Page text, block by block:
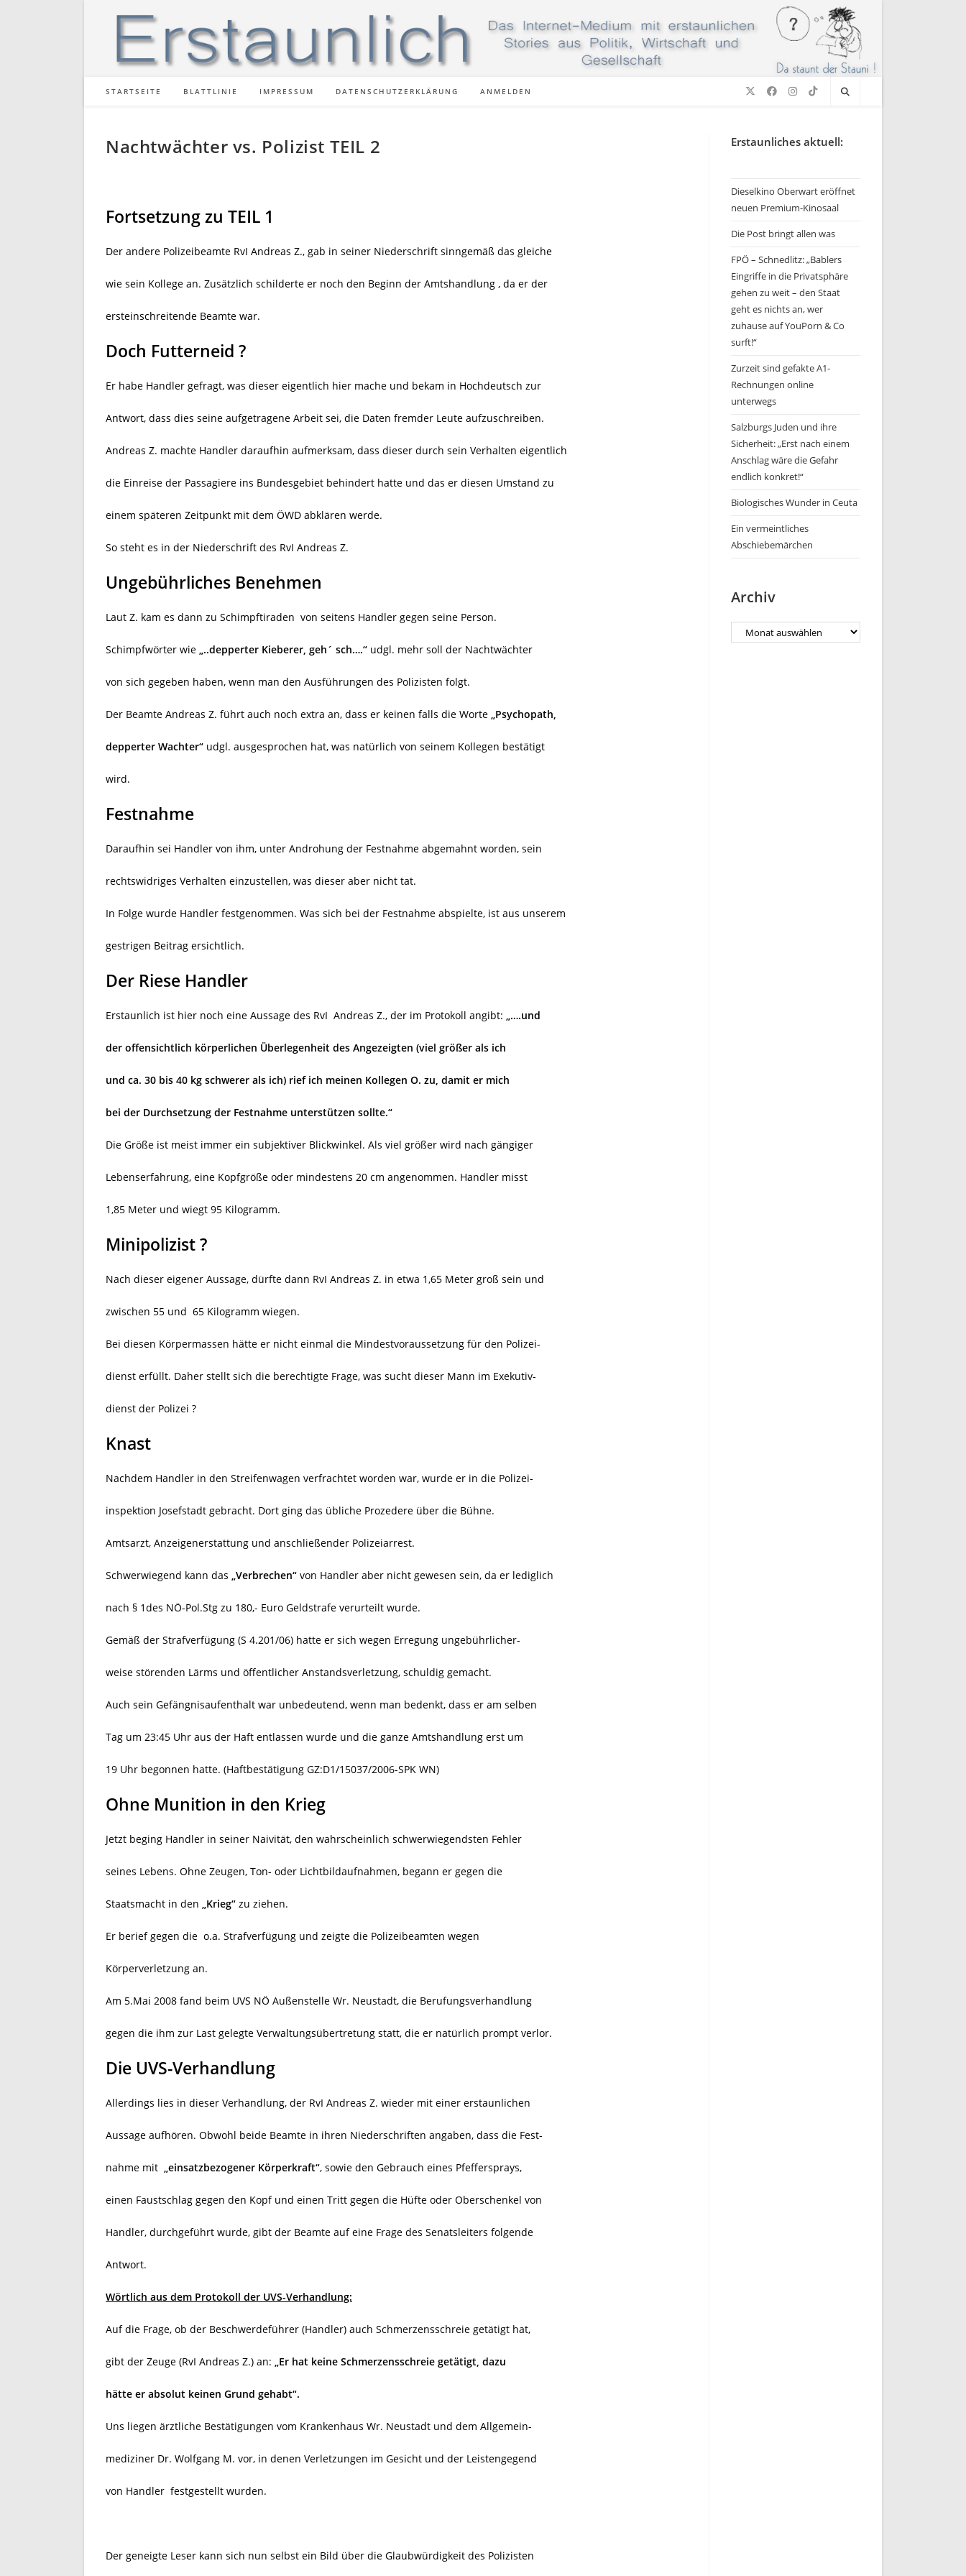
STARTSEITE BLATTLINIE IMPRESSUM DATENSCHUTZERKLÄRUNG ANMELDEN
Nachtwächter vs. Polizist TEIL 2
Fortsetzung zu TEIL 1
Der andere Polizeibeamte RvI Andreas Z., gab in seiner Niederschrift sinngemäß das gleiche
wie sein Kollege an. Zusätzlich schilderte er noch den Beginn der Amtshandlung , da er der
ersteinschreitende Beamte war.
Doch Futterneid ?
Er habe Handler gefragt, was dieser eigentlich hier mache und bekam in Hochdeutsch zur
Antwort, dass dies seine aufgetragene Arbeit sei, die Daten fremder Leute aufzuschreiben.
Andreas Z. machte Handler daraufhin aufmerksam, dass dieser durch sein Verhalten eigentlich
die Einreise der Passagiere ins Bundesgebiet behindert hatte und das er diesen Umstand zu
einem späteren Zeitpunkt mit dem ÖWD abklären werde.
So steht es in der Niederschrift des RvI Andreas Z.
Ungebührliches Benehmen
Laut Z. kam es dann zu Schimpftiraden von seitens Handler gegen seine Person.
Schimpfwörter wie „..depperter Kieberer, geh´ sch….“ udgl. mehr soll der Nachtwächter
von sich gegeben haben, wenn man den Ausführungen des Polizisten folgt.
Der Beamte Andreas Z. führt auch noch extra an, dass er keinen falls die Worte „Psychopath,
depperter Wachter“ udgl. ausgesprochen hat, was natürlich von seinem Kollegen bestätigt
wird.
Festnahme
Daraufhin sei Handler von ihm, unter Androhung der Festnahme abgemahnt worden, sein
rechtswidriges Verhalten einzustellen, was dieser aber nicht tat.
In Folge wurde Handler festgenommen. Was sich bei der Festnahme abspielte, ist aus unserem
gestrigen Beitrag ersichtlich.
Der Riese Handler
Erstaunlich ist hier noch eine Aussage des RvI Andreas Z., der im Protokoll angibt: „….und
der offensichtlich körperlichen Überlegenheit des Angezeigten (viel größer als ich
und ca. 30 bis 40 kg schwerer als ich) rief ich meinen Kollegen O. zu, damit er mich
bei der Durchsetzung der Festnahme unterstützen sollte.“
Die Größe ist meist immer ein subjektiver Blickwinkel. Als viel größer wird nach gängiger
Lebenserfahrung, eine Kopfgröße oder mindestens 20 cm angenommen. Handler misst
1,85 Meter und wiegt 95 Kilogramm.
Minipolizist ?
Nach dieser eigener Aussage, dürfte dann RvI Andreas Z. in etwa 1,65 Meter groß sein und
zwischen 55 und 65 Kilogramm wiegen.
Bei diesen Körpermassen hätte er nicht einmal die Mindestvoraussetzung für den Polizei-
dienst erfüllt. Daher stellt sich die berechtigte Frage, was sucht dieser Mann im Exekutiv-
dienst der Polizei ?
Knast
Nachdem Handler in den Streifenwagen verfrachtet worden war, wurde er in die Polizei-
inspektion Josefstadt gebracht. Dort ging das übliche Prozedere über die Bühne.
Amtsarzt, Anzeigenerstattung und anschließender Polizeiarrest.
Schwerwiegend kann das „Verbrechen“ von Handler aber nicht gewesen sein, da er lediglich
nach § 1des NÖ-Pol.Stg zu 180,- Euro Geldstrafe verurteilt wurde.
Gemäß der Strafverfügung (S 4.201/06) hatte er sich wegen Erregung ungebührlicher-
weise störenden Lärms und öffentlicher Anstandsverletzung, schuldig gemacht.
Auch sein Gefängnisaufenthalt war unbedeutend, wenn man bedenkt, dass er am selben
Tag um 23:45 Uhr aus der Haft entlassen wurde und die ganze Amtshandlung erst um
19 Uhr begonnen hatte. (Haftbestätigung GZ:D1/15037/2006-SPK WN)
Ohne Munition in den Krieg
Jetzt beging Handler in seiner Naivität, den wahrscheinlich schwerwiegendsten Fehler
seines Lebens. Ohne Zeugen, Ton- oder Lichtbildaufnahmen, begann er gegen die
Staatsmacht in den „Krieg“ zu ziehen.
Er berief gegen die o.a. Strafverfügung und zeigte die Polizeibeamten wegen
Körperverletzung an.
Am 5.Mai 2008 fand beim UVS NÖ Außenstelle Wr. Neustadt, die Berufungsverhandlung
gegen die ihm zur Last gelegte Verwaltungsübertretung statt, die er natürlich prompt verlor.
Die UVS-Verhandlung
Allerdings lies in dieser Verhandlung, der RvI Andreas Z. wieder mit einer erstaunlichen
Aussage aufhören. Obwohl beide Beamte in ihren Niederschriften angaben, dass die Fest-
nahme mit „einsatzbezogener Körperkraft“, sowie den Gebrauch eines Pfeffersprays,
einen Faustschlag gegen den Kopf und einen Tritt gegen die Hüfte oder Oberschenkel von
Handler, durchgeführt wurde, gibt der Beamte auf eine Frage des Senatsleiters folgende
Antwort.
Wörtlich aus dem Protokoll der UVS-Verhandlung:
Auf die Frage, ob der Beschwerdeführer (Handler) auch Schmerzensschreie getätigt hat,
gibt der Zeuge (RvI Andreas Z.) an: „Er hat keine Schmerzensschreie getätigt, dazu
hätte er absolut keinen Grund gehabt“.
Uns liegen ärztliche Bestätigungen vom Krankenhaus Wr. Neustadt und dem Allgemein-
mediziner Dr. Wolfgang M. vor, in denen Verletzungen im Gesicht und der Leistengegend
von Handler festgestellt wurden.
Der geneigte Leser kann sich nun selbst ein Bild über die Glaubwürdigkeit des Polizisten
Erstaunliches aktuell:
Dieselkino Oberwart eröffnet
neuen Premium-Kinosaal
Die Post bringt allen was
FPÖ – Schnedlitz: „Bablers
Eingriffe in die Privatsphäre
gehen zu weit – den Staat
geht es nichts an, wer
zuhause auf YouPorn & Co
surft!“
Zurzeit sind gefakte A1-
Rechnungen online
unterwegs
Salzburgs Juden und ihre
Sicherheit: „Erst nach einem
Anschlag wäre die Gefahr
endlich konkret!“
Biologisches Wunder in Ceuta
Ein vermeintliches
Abschiebemärchen
Archiv
Archiv